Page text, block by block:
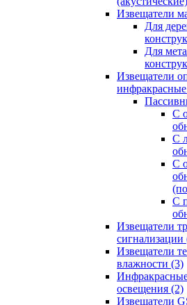
Извещатели
Для
Для
Извещатели
С
С
С
С
Извещатели
сигнализации
Извещатели
влажности (3)
освещения (2)
Извещатели